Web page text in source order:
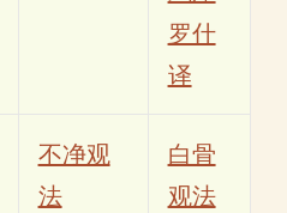
罗什
译
不净观
法
白骨
观法